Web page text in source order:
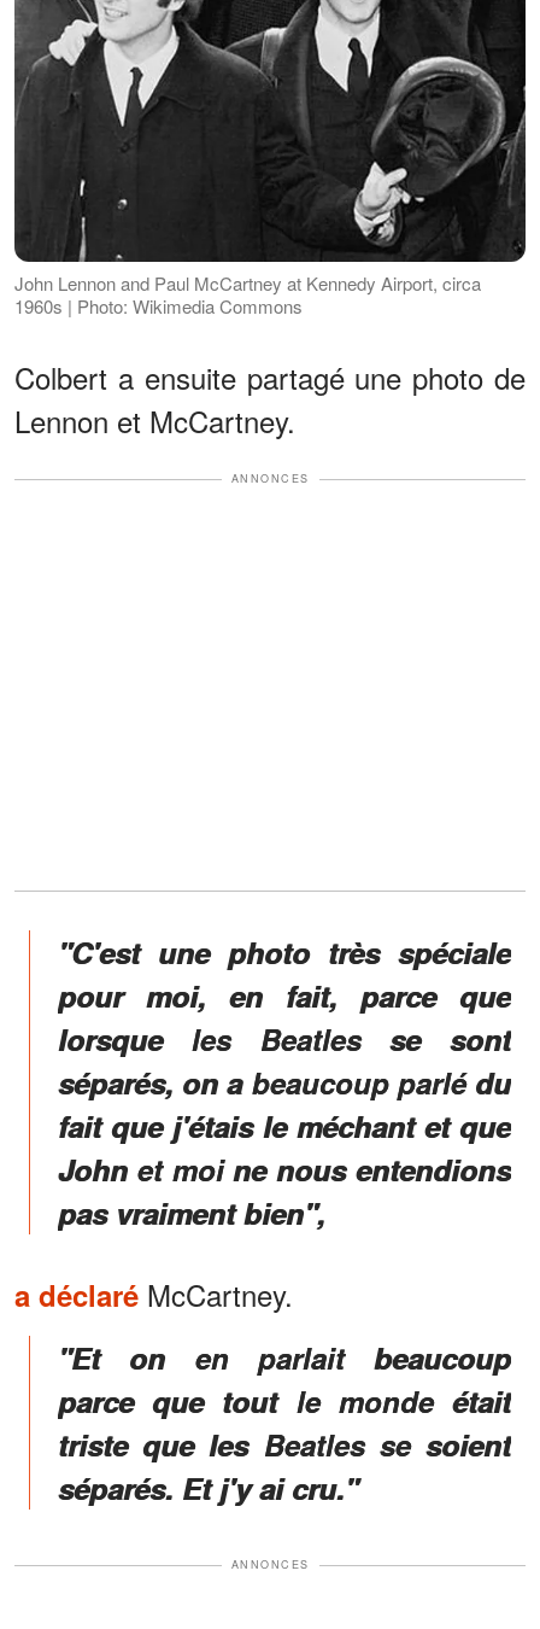
John Lennon and Paul McCartney at Kennedy Airport, circa
1960s | Photo: Wikimedia Commons
Colbert a ensuite partagé une photo de
Lennon et McCartney.
ANNONCES
"C'est une photo très spéciale
pour moi, en fait, parce que
lorsque les Beatles se sont
séparés, on a beaucoup parlé du
fait que j'étais le méchant et que
John et moi ne nous entendions
pas vraiment bien",
a déclaré McCartney.
"Et on en parlait beaucoup
parce que tout le monde était
triste que les Beatles se soient
séparés. Et j'y ai cru."
ANNONCES